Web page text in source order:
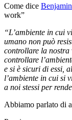
Come dice
work”
“L’ambiente in cui
umano non può
controllare la
controllare
e si è sicuri di essi,
l’ambiente in cui si
a noi stessi per
Abbiamo parlato di